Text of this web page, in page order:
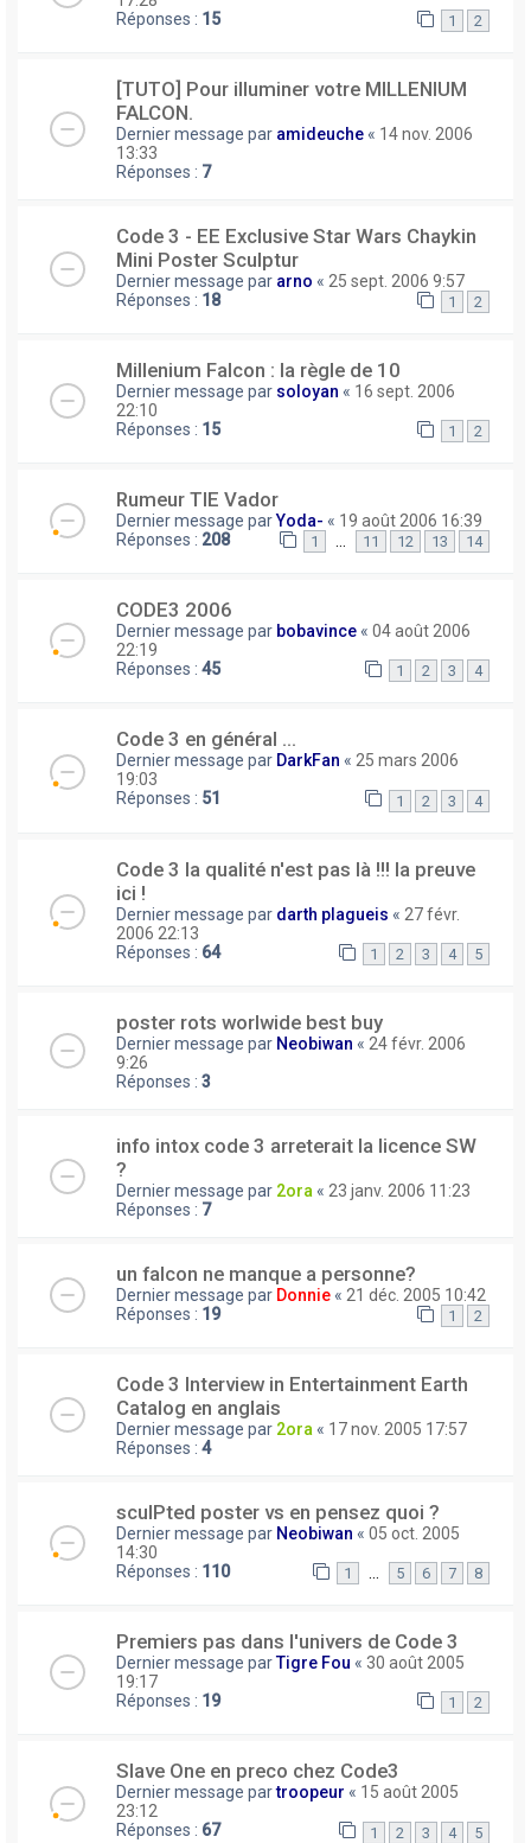
Réponses : 15 1 2
[TUTO] Pour illuminer votre MILLENIUM
FALCON.
Dernier message par amideuche « 14 nov. 2006
13:33
Réponses : 7
Code 3 - EE Exclusive Star Wars Chaykin
Mini Poster Sculptur
Dernier message par arno « 25 sept. 2006 9:57
Réponses : 18 1 2
Millenium Falcon : la règle de 10
Dernier message par soloyan « 16 sept. 2006
22:10
Réponses : 15 1 2
Rumeur TIE Vador
Dernier message parYoda- « 19 août 2006 16:39
Réponses : 208 1 … 11 12 13 14
CODE3 2006
Dernier message par bobavince « 04 août 2006
22:19
Réponses : 45 1 2 3 4
Code 3 en général ...
Dernier message par DarkFan « 25 mars 2006
19:03
Réponses : 51 1 2 3 4
Code 3 la qualité n'est pas là !!! la preuve
ici !
Dernier message par darth plagueis « 27 févr.
2006 22:13
Réponses : 64 1 2 3 4 5
poster rots worlwide best buy
Dernier message par Neobiwan « 24 févr. 2006
9:26
Réponses : 3
info intox code 3 arreterait la licence SW
?
Dernier message par 2ora « 23 janv. 2006 11:23
Réponses : 7
un falcon ne manque a personne?
Dernier message par Donnie « 21 déc. 2005 10:42
Réponses : 19 1 2
Code 3 Interview in Entertainment Earth
Catalog en anglais
Dernier message par 2ora « 17 nov. 2005 17:57
Réponses : 4
sculPted poster vs en pensez quoi ?
Dernier message par Neobiwan « 05 oct. 2005
14:30
Réponses : 110 1 … 5 6 7 8
Premiers pas dans l'univers de Code 3
Dernier message parTigre Fou « 30 août 2005
19:17
Réponses : 19 1 2
Slave One en preco chez Code3
Dernier message partroopeur « 15 août 2005
23:12
Réponses : 67 1 2 3 4 5